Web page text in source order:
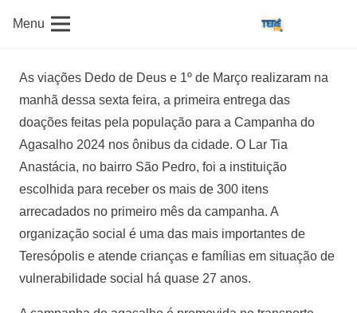
Menu
As viações Dedo de Deus e 1º de Março realizaram na
manhã dessa sexta feira, a primeira entrega das
doações feitas pela população para a Campanha do
Agasalho 2024 nos ônibus da cidade. O Lar Tia
Anastácia, no bairro São Pedro, foi a instituição
escolhida para receber os mais de 300 itens
arrecadados no primeiro mês da campanha. A
organização social é uma das mais importantes de
Teresópolis e atende crianças e famílias em situação de
vulnerabilidade social há quase 27 anos.